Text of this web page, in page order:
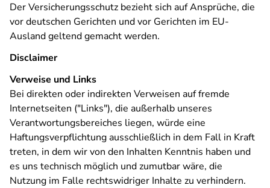
Der Versicherungsschutz bezieht sich auf Ansprüche, die
vor deutschen Gerichten und vor Gerichten im EU-
Ausland geltend gemacht werden.
Disclaimer
Verweise und Links
Bei direkten oder indirekten Verweisen auf fremde
Internetseiten ("Links"), die außerhalb unseres
Verantwortungsbereiches liegen, würde eine
Haftungsverpflichtung ausschließlich in dem Fall in Kraft
treten, in dem wir von den Inhalten Kenntnis haben und
es uns technisch möglich und zumutbar wäre, die
Nutzung im Falle rechtswidriger Inhalte zu verhindern.